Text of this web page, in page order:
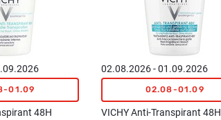
01.09
48H
02.08.2026 - 01.09.2026
02.08-01.09
VICHY Anti-Transpirant 48H